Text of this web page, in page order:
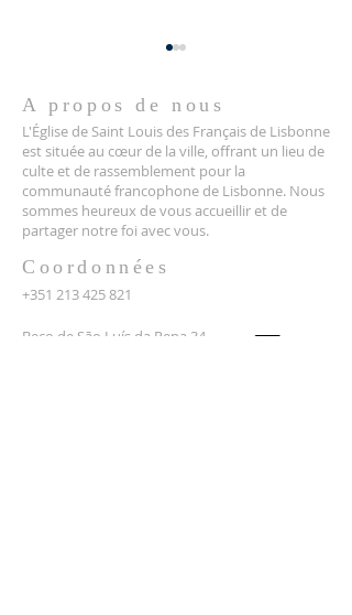
Une participation
record attendue
demain au cochon
grillé
A propos de nous
L'Église de Saint Louis des Français de Lisbonne
est située au cœur de la ville, offrant un lieu de
culte et de rassemblement pour la
communauté francophone de Lisbonne. Nous
sommes heureux de vous accueillir et de
partager notre foi avec vous.
Coordonnées
+351 213 425 821
Beco de São Luís da Pena 34